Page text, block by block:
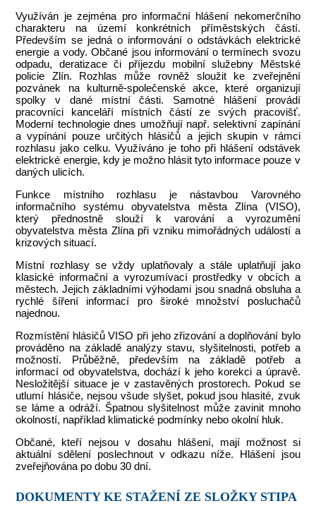
Využíván je zejména pro informační hlášení nekomerčního
charakteru na území konkrétních příměstských částí.
Především se jedná o informování o odstávkách elektrické
energie a vody. Občané jsou informování o termínech svozu
odpadu, deratizace či příjezdu mobilní služebny Městské
policie Zlín. Rozhlas může rovněž sloužit ke zveřejnění
pozvánek na kulturně-společenské akce, které organizují
spolky v dané místní části. Samotné hlášení provádí
pracovníci kanceláří místních částí ze svých pracovišť.
Moderní technologie dnes umožňují např. selektivní zapínání
a vypínání pouze určitých hlásičů a jejich skupin v rámci
rozhlasu jako celku. Využíváno je toho při hlášení odstávek
elektrické energie, kdy je možno hlásit tyto informace pouze v
daných ulicích.
Funkce místního rozhlasu je nástavbou Varovného
informačního systému obyvatelstva města Zlína (VISO),
který přednostně slouží k varování a vyrozumění
obyvatelstva města Zlína při vzniku mimořádných událostí a
krizových situací.
Místní rozhlasy se vždy uplatňovaly a stále uplatňují jako
klasické informační a vyrozumívací prostředky v obcích a
městech. Jejich základními výhodami jsou snadná obsluha a
rychlé šíření informací pro široké množství posluchačů
najednou.
Rozmístění hlásičů VISO při jeho zřizování a doplňování bylo
prováděno na základě analýzy stavu, slyšitelnosti, potřeb a
možností. Průběžně, především na základě potřeb a
informací od obyvatelstva, dochází k jeho korekci a úpravě.
Nesložitější situace je v zastavěných prostorech. Pokud se
utlumí hlásiče, nejsou všude slyšet, pokud jsou hlasité, zvuk
se láme a odráží. Špatnou slyšitelnost může zavinit mnoho
okolností, například klimatické podmínky nebo okolní hluk.
Občané, kteří nejsou v dosahu hlášení, mají možnost si
aktuální sdělení poslechnout v odkazu níže. Hlášení jsou
zveřejňována po dobu 30 dní.
DOKUMENTY KE STAŽENÍ ZE SLOŽKY STIPA